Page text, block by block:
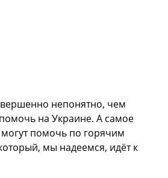
непонятно, чем
на Украине. А самое
помочь по горячим
мы надеемся, идёт к